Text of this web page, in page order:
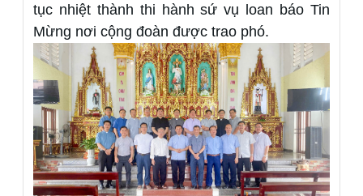
tục nhiệt thành thi hành sứ vụ loan báo Tin
Mừng nơi cộng đoàn được trao phó.